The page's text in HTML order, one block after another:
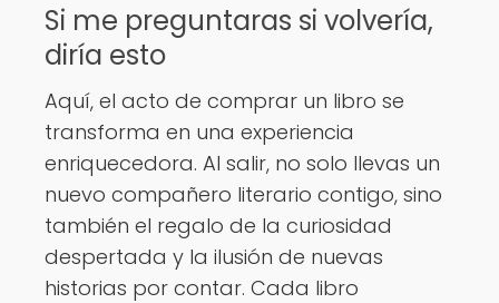
Si me preguntaras si volvería,
diría esto
Aquí, el acto de comprar un libro se
transforma en una experiencia
enriquecedora. Al salir, no solo llevas un
nuevo compañero literario contigo, sino
también el regalo de la curiosidad
despertada y la ilusión de nuevas
historias por contar. Cada libro